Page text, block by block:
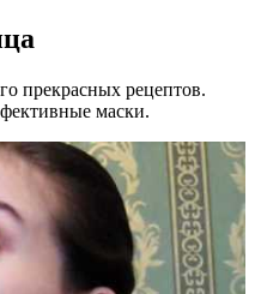
прекрасных рецептов.
маски.